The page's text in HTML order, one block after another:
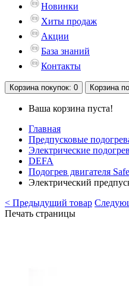
Новинки
Хиты продаж
Акции
База знаний
Контакты
Корзина покупок: 0 Корзина
Ваша корзина пуста!
Главная
Предпусковые
Электрические
DEFA
Подогрев двигателя
Электрический
< Предыдущий товар
Печать страницы